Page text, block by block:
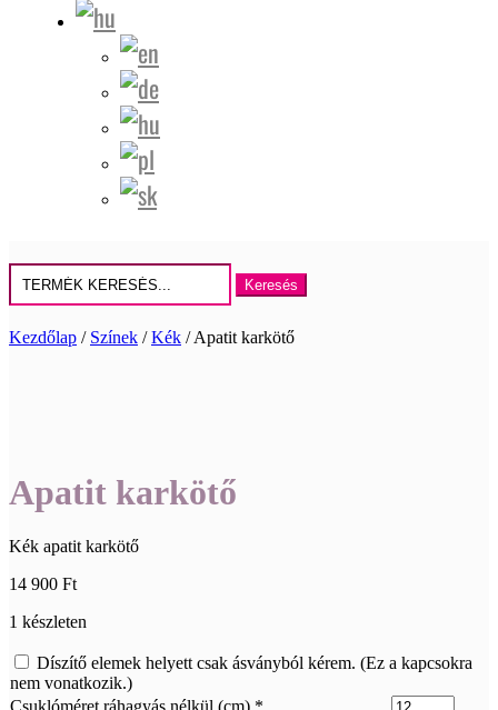
Keresés
erre:
Kezdőlap / Színek /Kék / Apatit karkötő
Apatit karkötő
Kék apatit karkötő
14 900 Ft
1 készleten
Díszítő elemek helyett csak ásványból kérem. (Ez a kapcsokra
nem vonatkozik.)
Csuklóméret ráhagyás nélkül (cm) *